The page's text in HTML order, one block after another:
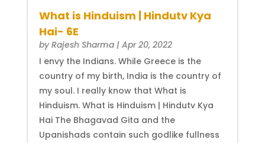
What is Hinduism | Hindutv Kya
Hai- 6E
byRajesh Sharma| Apr 20, 2022
I envy the Indians. While Greece is the
country of my birth, India is the country of
my soul. I really know that What is
Hinduism. What is Hinduism | Hindutv Kya
Hai The Bhagavad Gita and the
Upanishads contain such godlike fullness